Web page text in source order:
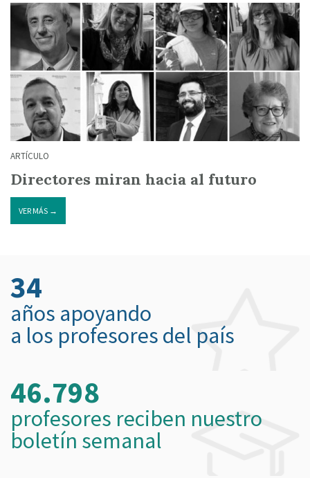
ARTÍCULO
Directores miran hacia al futuro
VER MÁS →
34
años apoyando
a los profesores del país
46.798
profesores reciben nuestro
boletín semanal